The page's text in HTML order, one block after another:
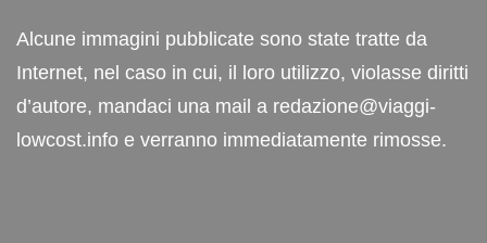
Alcune immagini pubblicate sono state tratte da
Internet, nel caso in cui, il loro utilizzo, violasse diritti
d’autore, mandaci una mail a redazione@viaggi-
lowcost.info e verranno immediatamente rimosse.